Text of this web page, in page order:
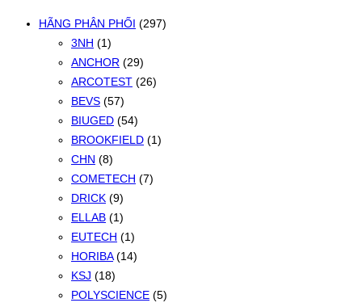
HÃNG PHÂN PHỐI (297)
3NH (1)
ANCHOR (29)
ARCOTEST (26)
BEVS (57)
BIUGED (54)
BROOKFIELD (1)
CHN (8)
COMETECH (7)
DRICK (9)
ELLAB (1)
EUTECH (1)
HORIBA (14)
KSJ (18)
POLYSCIENCE (5)